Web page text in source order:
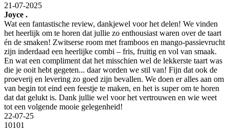
21-07-2025
Joyce .
Wat een fantastische review, dankjewel voor het delen! We vinden
het heerlijk om te horen dat jullie zo enthousiast waren over de taart
én de smaken! Zwitserse room met framboos en mango-passievrucht
zijn inderdaad een heerlijke combi – fris, fruitig en vol van smaak.
En wat een compliment dat het misschien wel de lekkerste taart was
die je ooit hebt gegeten... daar worden we stil van! Fijn dat ook de
proeverij en levering zo goed zijn bevallen. We doen er alles aan om
van begin tot eind een feestje te maken, en het is super om te horen
dat dat gelukt is. Dank jullie wel voor het vertrouwen en wie weet
tot een volgende mooie gelegenheid!
22-07-25
10101